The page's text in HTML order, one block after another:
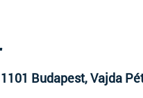
Budapest, Vajda